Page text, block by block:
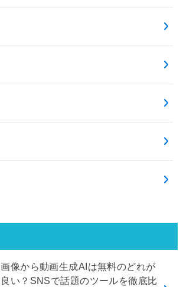
画像から動画生成AIは無料のどれが
良い？SNSで話題のツールを徹底比